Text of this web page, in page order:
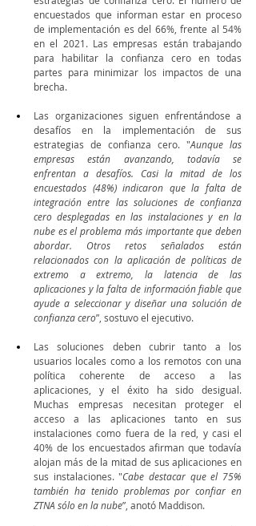
encuestados que informan estar en proceso
de implementación es del 66%, frente al 54%
en el 2021. Las empresas están trabajando
para habilitar la confianza cero en todas
partes para minimizar los impactos de una
brecha.
Las organizaciones siguen enfrentándose a
desafíos en la implementación de sus
estrategias de confianza cero. "Aunque las
empresas están avanzando, todavía se
enfrentan a desafíos. Casi la mitad de los
encuestados (48%) indicaron que la falta de
integración entre las soluciones de confianza
cero desplegadas en las instalaciones y en la
nube es el problema más importante que deben
abordar. Otros retos señalados están
relacionados con la aplicación de políticas de
extremo a extremo, la latencia de las
aplicaciones y la falta de información fiable que
ayude a seleccionar y diseñar una solución de
confianza cero”, sostuvo el ejecutivo.
Las soluciones deben cubrir tanto a los
usuarios locales como a los remotos con una
política coherente de acceso a las
aplicaciones, y el éxito ha sido desigual.
Muchas empresas necesitan proteger el
acceso a las aplicaciones tanto en sus
instalaciones como fuera de la red, y casi el
40% de los encuestados afirman que todavía
alojan más de la mitad de sus aplicaciones en
sus instalaciones. "Cabe destacar que el 75%
también ha tenido problemas por confiar en
ZTNA sólo en la nube”, anotó Maddison.